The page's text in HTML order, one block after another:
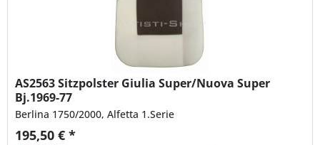
AS2563Sitzpolster Giulia Super/Nuova Super
Bj.1969-77
Berlina 1750/2000, Alfetta 1.Serie
195,50 € *